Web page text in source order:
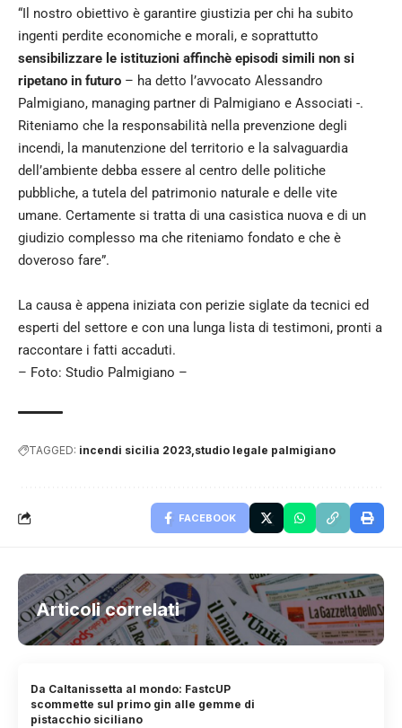
“Il nostro obiettivo è garantire giustizia per chi ha subito
ingenti perdite economiche e morali, e soprattutto
sensibilizzare le istituzioni affinchè episodi simili non si
ripetano in futuro – ha detto l’avvocato Alessandro
Palmigiano, managing partner di Palmigiano e Associati -.
Riteniamo che la responsabilità nella prevenzione degli
incendi, la manutenzione del territorio e la salvaguardia
dell’ambiente debba essere al centro delle politiche
pubbliche, a tutela del patrimonio naturale e delle vite
umane. Certamente si tratta di una casistica nuova e di un
giudizio complesso ma che riteniamo fondato e che è
doveroso fare”.
La causa è appena iniziata con perizie siglate da tecnici ed
esperti del settore e con una lunga lista di testimoni, pronti a
raccontare i fatti accaduti.
– Foto: Studio Palmigiano –
TAGGED: incendi sicilia 2023 studio legale palmigiano
FACEBOOK
Articoli correlati
Da Caltanissetta al mondo: FastcUP
scommette sul primo gin alle gemme di
pistacchio siciliano